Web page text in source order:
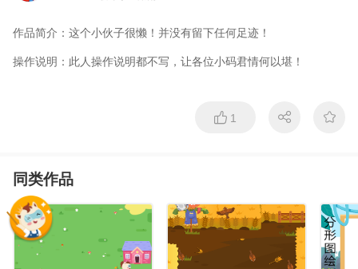
作品简介： 这个小伙子很懒！并没有留下任何足迹！
操作说明： 此人操作说明都不写，让各位小码君情何以堪！
1
同类作品